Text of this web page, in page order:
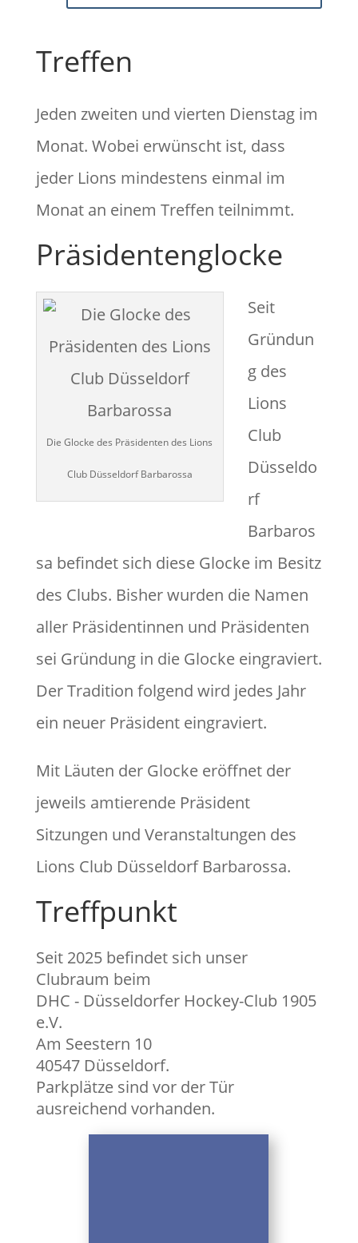
Treffen
Jeden zweiten und vierten Dienstag im
Monat. Wobei erwünscht ist, dass
jeder Lions mindestens einmal im
Monat an einem Treffen teilnimmt.
Präsidentenglocke
Die Glocke des Präsidenten des Lions
Club Düsseldorf Barbarossa
Seit
Gründun
g des
Lions
Club
Düsseldo
rf
Barbaros
sa befindet sich diese Glocke im Besitz
des Clubs. Bisher wurden die Namen
aller Präsidentinnen und Präsidenten
sei Gründung in die Glocke eingraviert.
Der Tradition folgend wird jedes Jahr
ein neuer Präsident eingraviert.
Mit Läuten der Glocke eröffnet der
jeweils amtierende Präsident
Sitzungen und Veranstaltungen des
Lions Club Düsseldorf Barbarossa.
Treffpunkt
Seit 2025 befindet sich unser
Clubraum beim
DHC - Düsseldorfer Hockey-Club 1905
e.V.
Am Seestern 10
40547 Düsseldorf.
Parkplätze sind vor der Tür
ausreichend vorhanden.